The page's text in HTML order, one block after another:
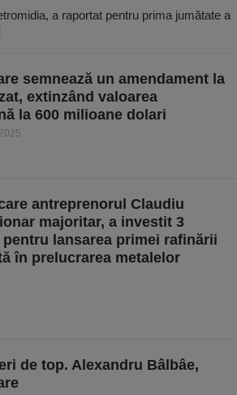
a raportat pentru prima jumătate a
semnează un amendament la
extinzând valoarea
la 600 milioane dolari
antreprenorul Claudiu
majoritar, a investit 3
lansarea primei rafinării
în prelucrarea metalelor
de top. Alexandru Bâlbâe,